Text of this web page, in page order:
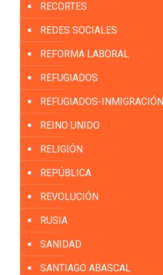
RECORTES
REDES SOCIALES
REFORMA LABORAL
REFUGIADOS
REFUGIADOS-INMIGRACIÓN
REINO UNIDO
RELIGIÓN
REPÚBLICA
REVOLUCIÓN
RUSIA
SANIDAD
SANTIAGO ABASCAL